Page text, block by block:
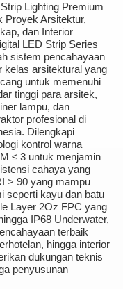
Lighting Premium
Proyek Arsitektur,
dan Interior
LED Strip Series
sistem pencahayaan
kelas arsitektural yang
untuk memenuhi
tinggi para arsitek,
lampu, dan
profesional di
Dilengkapi
kontrol warna
≤ 3 untuk menjamin
cahaya yang
> 90 yang mampu
seperti kayu dan batu
Layer 2Oz FPC yang
IP68 Underwater,
terbaik
hingga interior
dukungan teknis
penyusunan